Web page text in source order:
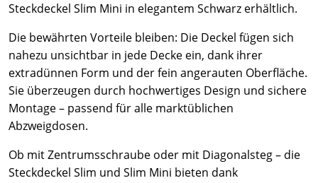
Steckdeckel Slim Mini in elegantem Schwarz erhältlich.
Die bewährten Vorteile bleiben: Die Deckel fügen sich
nahezu unsichtbar in jede Decke ein, dank ihrer
extradünnen Form und der fein angerauten Oberfläche.
Sie überzeugen durch hochwertiges Design und sichere
Montage – passend für alle marktüblichen
Abzweigdosen.
Ob mit Zentrumsschraube oder mit Diagonalsteg – die
Steckdeckel Slim und Slim Mini bieten dank